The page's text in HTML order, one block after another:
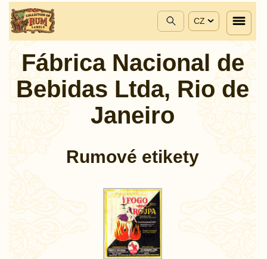
CZ
Fábrica Nacional de
Bebidas Ltda, Rio de
Janeiro
Rumové etikety